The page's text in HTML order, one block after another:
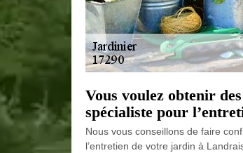
Vous voulez obtenir
spécialiste pour
Nous vous conseillons de faire
l’entretien de votre jardin à